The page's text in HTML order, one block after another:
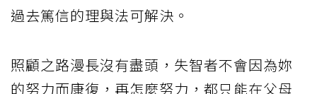
過去篤信的理與法可解決。
照顧之路漫長沒有盡頭，失智者不會因為妳
的努力而康復，再怎麼努力，都只能在父母